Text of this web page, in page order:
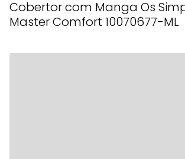
Cobertor com Manga Os
Master Comfort 10070677-ML